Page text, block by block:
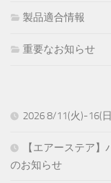
製品適合情報
重要なお知らせ
2026 8/11(火)-16(
【エアーステア
のお知らせ